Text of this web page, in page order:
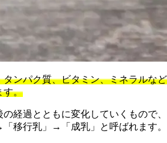
ンパク質、ビタミン、ミネラルなど
す。
経過とともに変化していくもので、
移行乳」→「成乳」と呼ばれます。